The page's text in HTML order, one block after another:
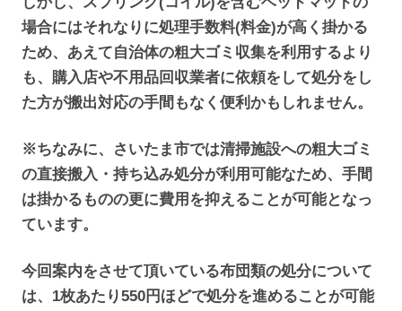
場合にはそれなりに処理手数料(料金)が高く掛かる
ため、あえて自治体の粗大ゴミ収集を利用するより
も、購入店や不用品回収業者に依頼をして処分をし
た方が搬出対応の手間もなく便利かもしれません。
※ちなみに、さいたま市では清掃施設への粗大ゴミ
の直接搬入・持ち込み処分が利用可能なため、手間
は掛かるものの更に費用を抑えることが可能となっ
ています。
今回案内をさせて頂いている布団類の処分について
は、1枚あたり550円ほどで処分を進めることが可能